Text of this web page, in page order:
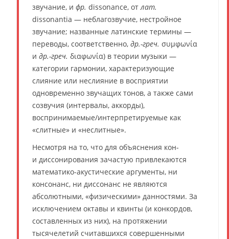
звучание, и фр. dissonance, отлат.
dissonantia — неблагозвучие, нестройное
звучание; названные латинские термины —
переводы, соответственно, др.-греч. συμφωνία
и др.-греч. διαφωνία) в теории музыки —
категории гармонии, характеризующие
слияние или неслияние в восприятии
одновременно звучащих тонов, а также сами
созвучия (интервалы, аккорды),
воспринимаемые/интерпретируемые как
«слитные» и «неслитные».
Несмотря на то, что для объяснения кон-
и диссонирования зачастую привлекаются
математико-акустические аргументы, ни
консонанс, ни диссонанс не являются
абсолютными, «физическими» данностями. За
исключением октавы и квинты (и конкордов,
составленных из них), на протяжении
тысячелетий считавшихся совершенными